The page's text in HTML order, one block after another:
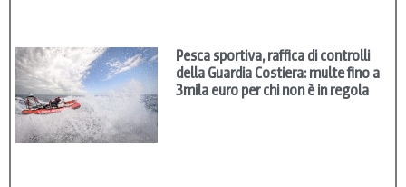
Pesca sportiva, raffica di controlli
della Guardia Costiera: multe fino a
3mila euro per chi non è in regola